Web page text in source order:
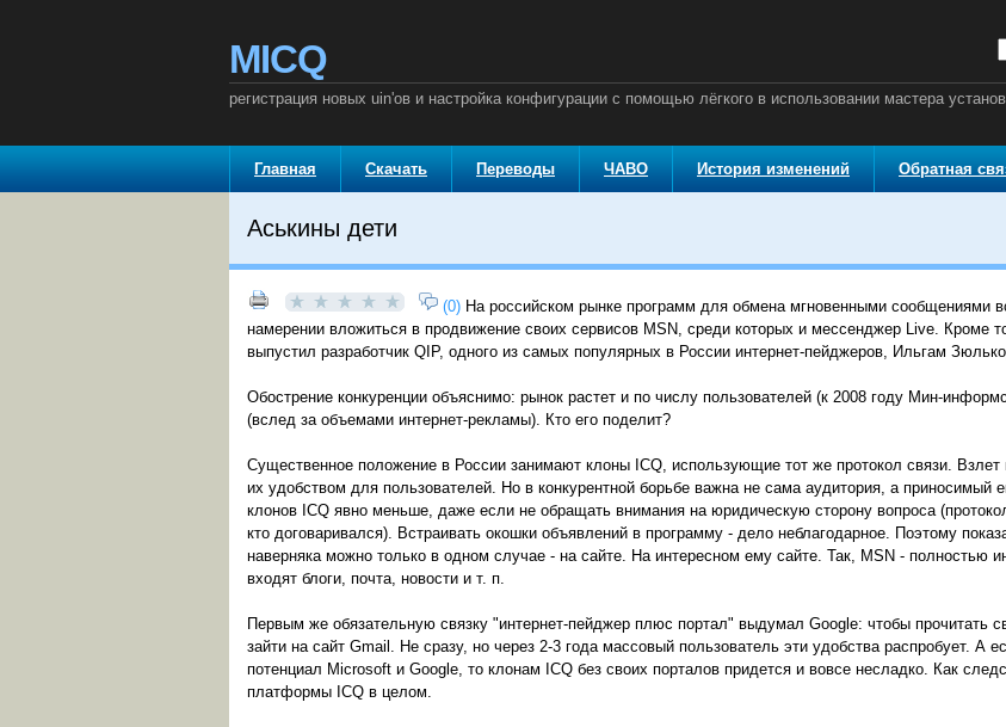
MICQ
регистрация новых uin'ов и настройка конфигурации с помощью лёгкого в использовании мастера
Главная Скачать Переводы ЧАВО История изменений Обратная
Аськины дети
(0) На российском рынке программ для обмена мгновенными сообщениями
намерении вложиться в продвижение своих сервисов MSN, среди которых и мессенджер Live. Кроме
выпустил разработчик QIP, одного из самых популярных в России интернет-пейджеров, Ильгам
Обострение конкуренции объяснимо: рынок растет и по числу пользователей (к 2008 году Мин-
(вслед за объемами интернет-рекламы). Кто его поделит?
Существенное положение в России занимают клоны ICQ, использующие тот же протокол связи. Взлет
их удобством для пользователей. Но в конкурентной борьбе важна не сама аудитория, а
клонов ICQ явно меньше, даже если не обращать внимания на юридическую сторону вопроса
кто договаривался). Встраивать окошки объявлений в программу - дело неблагодарное. Поэтому
наверняка можно только в одном случае - на сайте. На интересном ему сайте. Так, MSN - полностью
входят блоги, почта, новости и т. п.
Первым же обязательную связку "интернет-пейджер плюс портал" выдумал Google: чтобы прочитать
зайти на сайт Gmail. Не сразу, но через 2-3 года массовый пользователь эти удобства распробует. А
потенциал Microsoft и Google, то клонам ICQ без своих порталов придется и вовсе несладко. Как
платформы ICQ в целом.